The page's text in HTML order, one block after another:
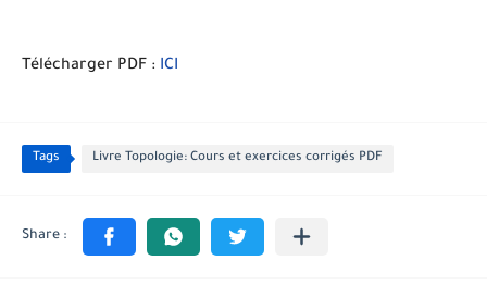
Télécharger PDF : ICI
Tags Livre Topologie: Cours et exercices corrigés PDF